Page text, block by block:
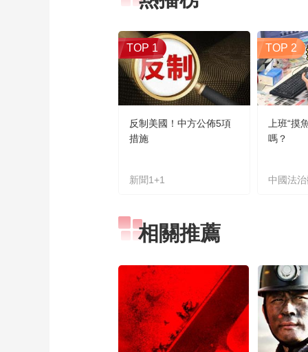
TOP 1
反制美國！中方公佈5項
措施
新聞1+1
TOP 2
上班“摸
嗎？
中國法
相關推薦